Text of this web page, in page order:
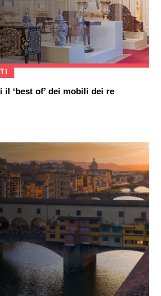
il ‘best of’ dei mobili dei re